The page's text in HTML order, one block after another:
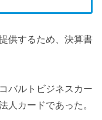
供するため、決算書
バルトビジネスカー
人カードであった。